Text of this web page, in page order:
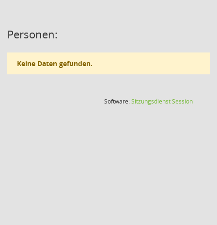
Personen:
Keine Daten gefunden.
Software:SitzungsdienstSession(Wird in